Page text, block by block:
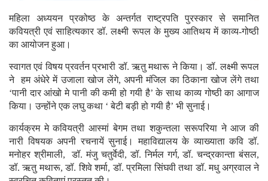
महिला अध्ययन प्रकोष्ठ के अन्तर्गत राष्ट्रपति पुरस्कार से समानित
कवियत्री एवं साहित्यकार डॉ. लक्ष्मी रूपल के मुख्य आतिथय में काव्य-गोष्ठी
का आयोजन हुआ।
स्वागत एवं विषय प्रवर्तन प्रभारी डॉ. ऋतु मथारू ने किया। डॉ. लक्ष्मी रूपल
ने हम अंधेरे में उजाला खोज लेंगे, अपनी मंजिल का ठिकाना खोज लेंगे तथा
‘पानी दार आंखो मे पानी की कमी हो गयी है’ के साथ काव्य गोष्ठी का आगाज
किया। उन्होंने एक लघु कथा ‘ बेटी बड़ी हो गयी है’ भी सुनाई।
कार्यक्रम मे कवियत्री आस्मां बेगम तथा शकुन्तला सरूपरिया ने आज की
नारी विषयक अपनी रचनायें सुनाई। महाविद्यालय के व्याख्याता कवि डॉ.
मनोहर श्रीमाली, डॉ. मंजु चतुर्वेदी, डॉ. निर्मल गर्ग, डॉ. चन्द्रकान्ता बंसल,
डॉ. ऋतु मथारू, डॉ. शिवे शर्मा, डॉ. प्रमिला सिंघवी तथा डॉ. मधु अग्रवाल ने